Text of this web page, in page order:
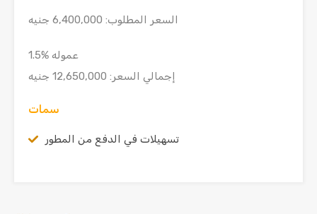
السعر المطلوب: 6,400,000 جنيه
1.5% عموله
إجمالي السعر: 12,650,000 جنيه
سمات
تسهيلات في الدفع من المطور